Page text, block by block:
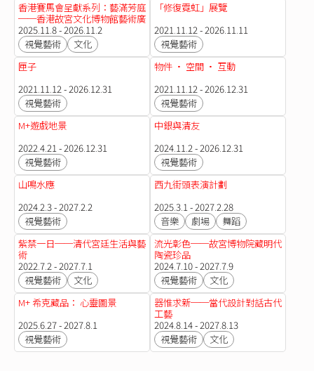
香港賽馬會呈獻系列：藝滿芳庭
──香港故宮文化博物館藝術廣
場計劃
2025.11.8 - 2026.11.2
視覺藝術
文化
「修復霓虹」展覽
2021.11.12 - 2026.11.11
視覺藝術
匣子
2021.11.12 - 2026.12.31
視覺藝術
物件 · 空間 · 互動
2021.11.12 - 2026.12.31
視覺藝術
M+遊戲地景
2022.4.21 - 2026.12.31
視覺藝術
中銀與清友
2024.11.2 - 2026.12.31
視覺藝術
山鳴水應
2024.2.3 - 2027.2.2
視覺藝術
西九街頭表演計劃
2025.3.1 - 2027.2.28
音樂
劇場
舞蹈
紫禁一日──清代宮廷生活與藝
術
2022.7.2 - 2027.7.1
視覺藝術
文化
流光彰色──故宮博物院藏明代
陶瓷珍品
2024.7.10 - 2027.7.9
視覺藝術
文化
M+ 希克藏品： 心靈圖景
2025.6.27 - 2027.8.1
視覺藝術
器惟求新──當代設計對話古代
工藝
2024.8.14 - 2027.8.13
視覺藝術
文化